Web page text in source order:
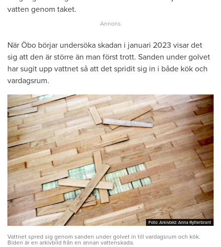
vatten genom taket.
När Öbo börjar undersöka skadan i januari 2023 visar det
sig att den är större än man först trott. Sanden under golvet
har sugit upp vattnet så att det spridit sig in i både kök och
vardagsrum.
Foto: Arkivbild: Anna Rytterbrant
Foto: Arkivbild: Anna Rytterbrant
Vattnet spred sig genom sanden under golvet in till vardagsrum och kök.
Biden är en arkivbild från en annan vattenskada.